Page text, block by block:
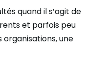
quand il s’agit de
et parfois peu
organisations, une